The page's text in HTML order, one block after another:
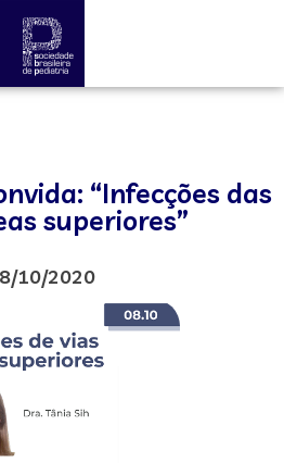
“Infecções das
superiores”
10/2020